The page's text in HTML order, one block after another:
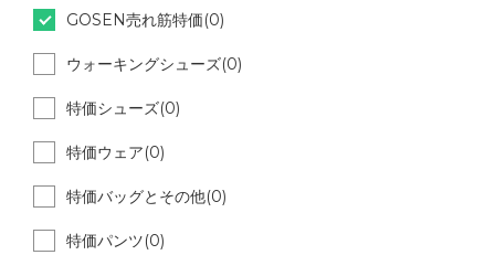
GOSEN売れ筋特価(0)
ウォーキングシューズ(0)
特価シューズ(0)
特価ウェア(0)
特価バッグとその他(0)
特価パンツ(0)